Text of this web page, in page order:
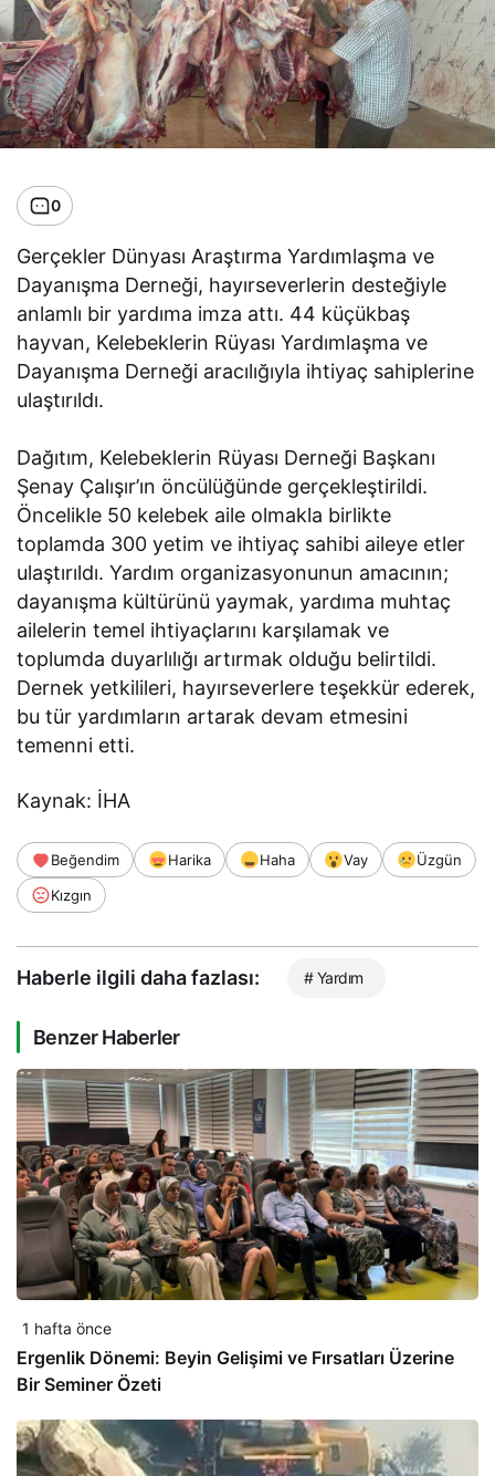
0
Gerçekler Dünyası Araştırma Yardımlaşma ve
Dayanışma Derneği, hayırseverlerin desteğiyle
anlamlı bir yardıma imza attı. 44 küçükbaş
hayvan, Kelebeklerin Rüyası Yardımlaşma ve
Dayanışma Derneği aracılığıyla ihtiyaç sahiplerine
ulaştırıldı.
Dağıtım, Kelebeklerin Rüyası Derneği Başkanı
Şenay Çalışır’ın öncülüğünde gerçekleştirildi.
Öncelikle 50 kelebek aile olmakla birlikte
toplamda 300 yetim ve ihtiyaç sahibi aileye etler
ulaştırıldı. Yardım organizasyonunun amacının;
dayanışma kültürünü yaymak, yardıma muhtaç
ailelerin temel ihtiyaçlarını karşılamak ve
toplumda duyarlılığı artırmak olduğu belirtildi.
Dernek yetkilileri, hayırseverlere teşekkür ederek,
bu tür yardımların artarak devam etmesini
temenni etti.
Kaynak: İHA
Beğendim Harika Haha Vay
Üzgün
Kızgın
Haberle ilgili daha fazlası: # Yardım
Benzer Haberler
1 hafta önce
Ergenlik Dönemi: Beyin Gelişimi ve Fırsatları Üzerine
Bir Seminer Özeti